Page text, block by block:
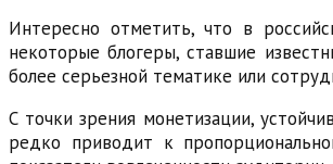
Интересно отметить, что в
некоторые блогеры, ставшие
более серьезной тематике или
С точки зрения монетизации,
редко приводит к